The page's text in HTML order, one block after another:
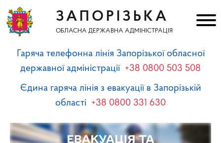
ЗАПОРІЗЬКА
ОБЛАСНА ДЕРЖАВНА АДМІНІСТРАЦІЯ
Гаряча телефонна лінія Запорізької обласної
державної адміністрації +38 0800 503 508
Єдина гаряча лінія з евакуації в Запорізькій
області +38 0800 331 630